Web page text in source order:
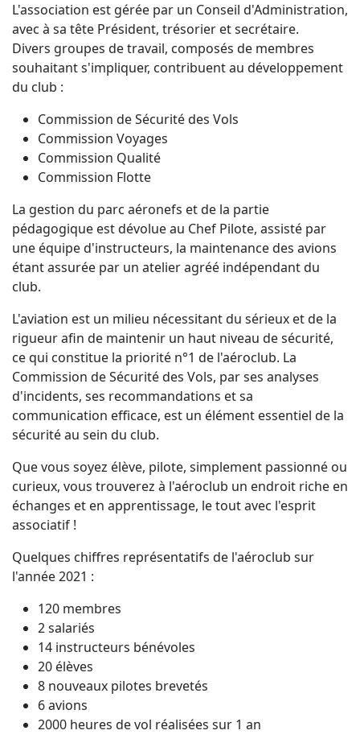
L'association est gérée par un Conseil d'Administration,
avec à sa tête Président, trésorier et secrétaire.
Divers groupes de travail, composés de membres
souhaitant s'impliquer, contribuent au développement
du club :
Commission de Sécurité des Vols
Commission Voyages
Commission Qualité
Commission Flotte
La gestion du parc aéronefs et de la partie
pédagogique est dévolue au Chef Pilote, assisté par
une équipe d'instructeurs, la maintenance des avions
étant assurée par un atelier agréé indépendant du
club.
L'aviation est un milieu nécessitant du sérieux et de la
rigueur afin de maintenir un haut niveau de sécurité,
ce qui constitue la priorité n°1 de l'aéroclub. La
Commission de Sécurité des Vols, par ses analyses
d'incidents, ses recommandations et sa
communication efficace, est un élément essentiel de la
sécurité au sein du club.
Que vous soyez élève, pilote, simplement passionné ou
curieux, vous trouverez à l'aéroclub un endroit riche en
échanges et en apprentissage, le tout avec l'esprit
associatif !
Quelques chiffres représentatifs de l'aéroclub sur
l'année 2021 :
120 membres
2 salariés
14 instructeurs bénévoles
20 élèves
8 nouveaux pilotes brevetés
6 avions
2000 heures de vol réalisées sur 1 an